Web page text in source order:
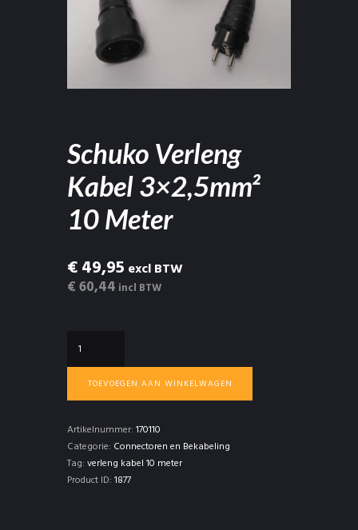
Schuko Verleng
Kabel 3×2,5mm²
10 Meter
€ 49,95 excl BTW
€ 60,44 incl BTW
Verleng
Kabel
3×2,5mm²
10
Meter
aantal
TOEVOEGEN AAN WINKELWAGEN
Artikelnummer: 170110
Categorie: Connectoren en Bekabeling
Tag: verleng kabel 10 meter
Product ID: 1877